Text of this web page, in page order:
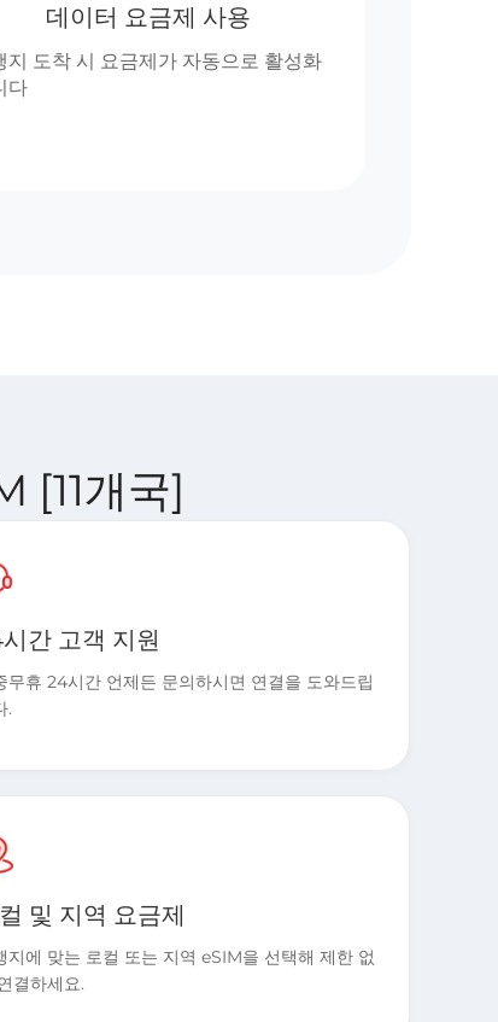
데이터 요금제 사용
지 도착 시 요금제가 자동으로 활성화
다
[11개국]
간 고객 지원
무휴 24시간 언제든 문의하시면 연결을 도와드립
.
및 지역 요금제
지에 맞는 로컬 또는 지역 eSIM을 선택해 제한 없
결하세요.